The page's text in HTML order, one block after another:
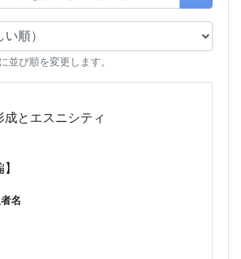
並び順を変更します。
とエスニシティ
名